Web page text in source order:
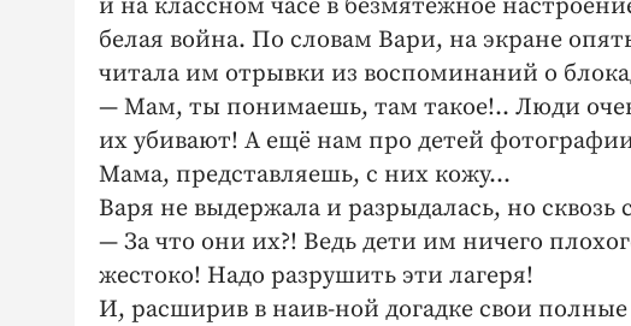
и на классном часе в безмятежное
белая война. По словам Вари, на экране
читала им отрывки из воспоминаний о
— Мам, ты понимаешь, там такое!.. Люди
их убивают! А ещё нам про детей
Мама, представляешь, с них кожу…
Варя не выдержала и разрыдалась, но
— За что они их?! Ведь дети им ничего
жестоко! Надо разрушить эти лагеря!
И, расширив в наив-ной догадке свои полные